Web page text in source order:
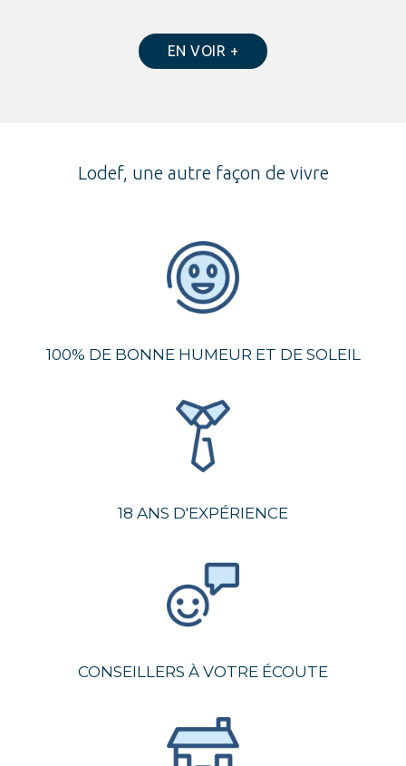
EN VOIR +
Lodef, une autre façon de vivre
100% DE BONNE HUMEUR ET DE SOLEIL
18 ANS D'EXPÉRIENCE
CONSEILLERS À VOTRE ÉCOUTE